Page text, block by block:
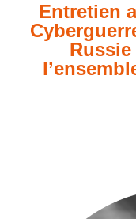
Entretien
Russie